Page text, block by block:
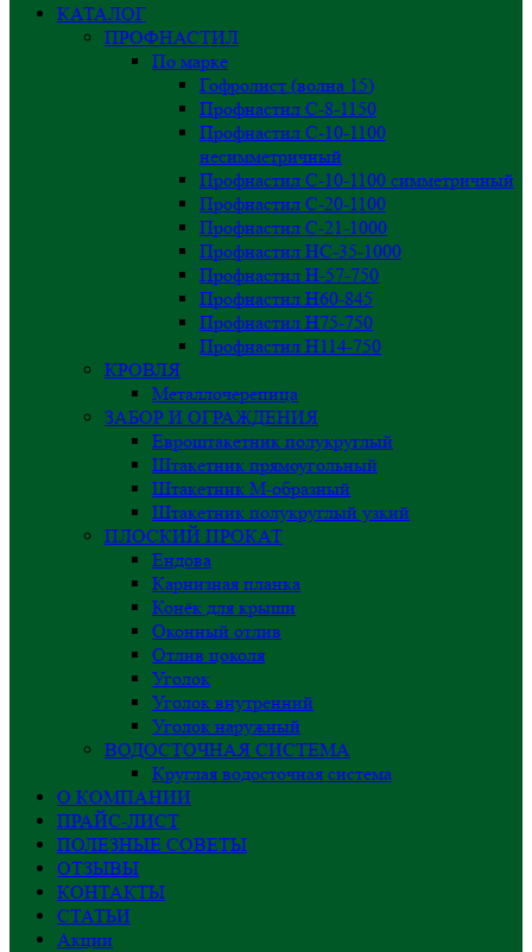
КАТАЛОГ
ПРОФНАСТИЛ
По марке
Гофролист (волна 15)
Профнастил С-8-1150
Профнастил С-10-1100
несимметричный
Профнастил С-10-1100 симметричный
Профнастил С-20-1100
Профнастил С-21-1000
Профнастил НС-35-1000
Профнастил H-57-750
Профнастил Н60-845
Профнастил Н75-750
Профнастил Н114-750
КРОВЛЯ
Металлочерепица
ЗАБОР И ОГРАЖДЕНИЯ
Евроштакетник полукруглый
Штакетник прямоугольный
Штакетник М-образный
Штакетник полукруглый узкий
ПЛОСКИЙ ПРОКАТ
Ендова
Карнизная планка
Конёк для крыши
Оконный отлив
Отлив цоколя
Уголок
Уголок внутренний
Уголок наружный
ВОДОСТОЧНАЯ СИСТЕМА
Круглая водосточная система
О КОМПАНИИ
ПРАЙС-ЛИСТ
ПОЛЕЗНЫЕ СОВЕТЫ
ОТЗЫВЫ
КОНТАКТЫ
СТАТЬИ
Акции